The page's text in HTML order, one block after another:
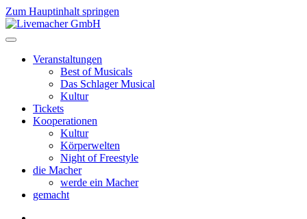
Zum Hauptinhalt springen
Veranstaltungen
Best of Musicals
Das Schlager Musical
Kultur
Tickets
Kooperationen
Kultur
Körperwelten
Night of Freestyle
die Macher
werde ein Macher
gemacht